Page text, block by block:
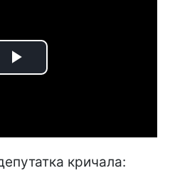
Play
кричала: